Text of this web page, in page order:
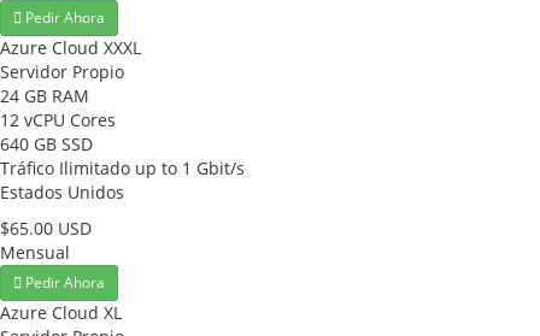
Pedir Ahora
Azure Cloud XXXL
Servidor Propio
24 GB RAM
12 vCPU Cores
640 GB SSD
Tráfico Ilimitado up to 1 Gbit/s
Estados Unidos
$65.00 USD
Mensual
Pedir Ahora
Azure Cloud XL